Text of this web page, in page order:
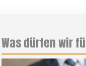
Was dürfen wir